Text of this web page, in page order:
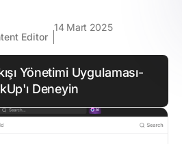
Editor
14 Mart 2025
Yönetimi Uygulaması-
Deneyin